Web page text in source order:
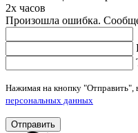
2х часов
Произошла ошибка.
Нажимая на кнопку "Отправить",
персональных данных
Отправить